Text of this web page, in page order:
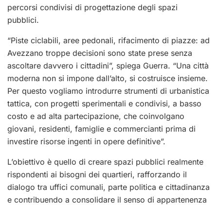
percorsi condivisi di progettazione degli spazi
pubblici.
“Piste ciclabili, aree pedonali, rifacimento di piazze: ad
Avezzano troppe decisioni sono state prese senza
ascoltare davvero i cittadini”, spiega Guerra. “Una città
moderna non si impone dall’alto, si costruisce insieme.
Per questo vogliamo introdurre strumenti di urbanistica
tattica, con progetti sperimentali e condivisi, a basso
costo e ad alta partecipazione, che coinvolgano
giovani, residenti, famiglie e commercianti prima di
investire risorse ingenti in opere definitive”.
L’obiettivo è quello di creare spazi pubblici realmente
rispondenti ai bisogni dei quartieri, rafforzando il
dialogo tra uffici comunali, parte politica e cittadinanza
e contribuendo a consolidare il senso di appartenenza